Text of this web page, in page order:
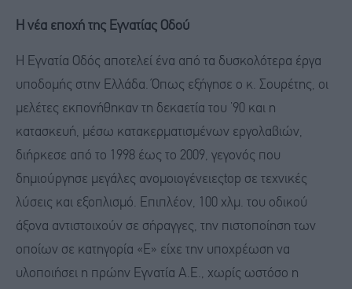
Η νέα εποχή της Εγνατίας Οδού
Η Εγνατία Οδός αποτελεί ένα από τα δυσκολότερα έργα
υποδομής στην Ελλάδα. Όπως εξήγησε ο κ. Σουρέτης, οι
μελέτες εκπονήθηκαν τη δεκαετία του ’90 και η
κατασκευή, μέσω κατακερματισμένων εργολαβιών,
διήρκεσε από το 1998 έως το 2009, γεγονός που
δημιούργησε μεγάλες ανομοιογένειεςtop σε τεχνικές
λύσεις και εξοπλισμό. Επιπλέον, 100 χλμ. του οδικού
άξονα αντιστοιχούν σε σήραγγες, την πιστοποίηση των
οποίων σε κατηγορία «Ε» είχε την υποχρέωση να
υλοποιήσει η πρώην Εγνατία Α.Ε., χωρίς ωστόσο η